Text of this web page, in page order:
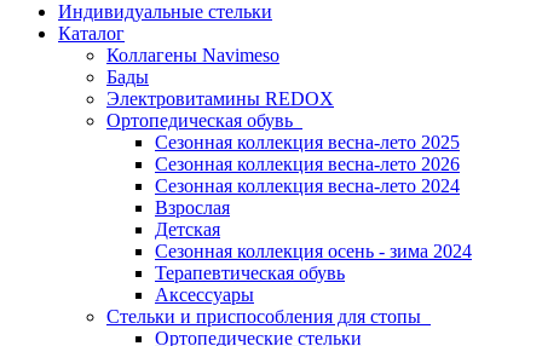
Индивидуальные стельки
Каталог
Коллагены Navimeso
Бады
Электровитамины REDOX
Ортопедическая обувь
Сезонная коллекция весна-лето 2025
Сезонная коллекция весна-лето 2026
Сезонная коллекция весна-лето 2024
Взрослая
Детская
Сезонная коллекция осень - зима 2024
Терапевтическая обувь
Аксессуары
Стельки и приспособления для стопы
Ортопедические стельки